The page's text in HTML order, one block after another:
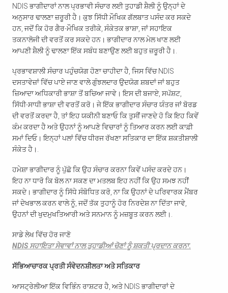
NDIS ਭਾਗੀਦਾਰਾਂ ਨਾਲ ਪ੍ਰਭਾਵੀ ਸੰਚਾਰ ਲਈ ਤੁਹਾਡੀ ਸ਼ੈਲੀ ਨੂੰ ਉਨ੍ਹਾਂ ਦੇ
ਅਨੁਸਾਰ ਢਾਲਣਾ ਜ਼ਰੂਰੀ ਹੈ। ਕੁਝ ਸਿੱਧੀ ਮੌਖਿਕ ਗੱਲਬਾਤ ਪਸੰਦ ਕਰ ਸਕਦੇ
ਹਨ, ਜਦੋਂ ਕਿ ਹੋਰ ਗੈਰ-ਮੌਖਿਕ ਤਰੀਕੇ, ਸੰਕੇਤਕ ਭਾਸ਼ਾ, ਜਾਂ ਸਹਾਇਕ
ਤਕਨਾਲੋਜੀ ਦੀ ਵਰਤੋਂ ਕਰ ਸਕਦੇ ਹਨ। ਭਾਗੀਦਾਰ ਨਾਲ ਮੇਲ ਖਾਣ ਲਈ
ਆਪਣੀ ਸ਼ੈਲੀ ਨੂੰ ਢਾਲਣਾ ਇੱਕ ਸਬੰਧ ਬਣਾਉਣ ਲਈ ਬਹੁਤ ਜ਼ਰੂਰੀ ਹੈ।.
ਪ੍ਰਭਾਵਸ਼ਾਲੀ ਸੰਚਾਰ ਪਹੁੰਚਯੋਗ ਹੋਣਾ ਚਾਹੀਦਾ ਹੈ, ਜਿਸ ਵਿੱਚ NDIS
ਦਸਤਾਵੇਜ਼ਾਂ ਵਿੱਚ ਪਾਏ ਜਾਣ ਵਾਲੇ ਗੁੰਝਲਦਾਰ ਉਦਯੋਗ ਸ਼ਬਦਾਂ ਜਾਂ ਬਹੁਤ
ਜ਼ਿਆਦਾ ਅਧਿਕਾਰੀ ਭਾਸ਼ਾ ਤੋਂ ਬਚਿਆ ਜਾਵੇ। ਇਸ ਦੀ ਬਜਾਏ, ਸਪੱਸ਼ਟ,
ਸਿੱਧੀ-ਸਾਧੀ ਭਾਸ਼ਾ ਦੀ ਵਰਤੋਂ ਕਰੋ। ਜੇ ਇੱਕ ਭਾਗੀਦਾਰ ਸੰਚਾਰ ਯੰਤਰ ਜਾਂ ਬੋਰਡ
ਦੀ ਵਰਤੋਂ ਕਰਦਾ ਹੈ, ਤਾਂ ਇਹ ਯਕੀਨੀ ਬਣਾਓ ਕਿ ਤੁਸੀਂ ਜਾਣਦੇ ਹੋ ਕਿ ਇਹ ਕਿਵੇਂ
ਕੰਮ ਕਰਦਾ ਹੈ ਅਤੇ ਉਹਨਾਂ ਨੂੰ ਆਪਣੇ ਵਿਚਾਰਾਂ ਨੂੰ ਤਿਆਰ ਕਰਨ ਲਈ ਕਾਫ਼ੀ
ਸਮਾਂ ਦਿਓ। ਇਨ੍ਹਾਂ ਪਲਾਂ ਵਿੱਚ ਧੀਰਜ ਰੱਖਣਾ ਸਤਿਕਾਰ ਦਾ ਇੱਕ ਸ਼ਕਤੀਸ਼ਾਲੀ
ਸੰਕੇਤ ਹੈ।.
ਹਮੇਸ਼ਾ ਭਾਗੀਦਾਰ ਨੂੰ ਪੁੱਛੋ ਕਿ ਉਹ ਸੰਚਾਰ ਕਰਨਾ ਕਿਵੇਂ ਪਸੰਦ ਕਰਦੇ ਹਨ।
ਇਹ ਨਾ ਧਾਰੋ ਕਿ ਬੋਲ ਨਾ ਸਕਣ ਦਾ ਮਤਲਬ ਇਹ ਨਹੀਂ ਕਿ ਉਹ ਸਮਝ ਨਹੀਂ
ਸਕਦੇ। ਭਾਗੀਦਾਰ ਨੂੰ ਸਿੱਧੇ ਸੰਬੋਧਿਤ ਕਰੋ, ਨਾ ਕਿ ਉਹਨਾਂ ਦੇ ਪਰਿਵਾਰਕ ਮੈਂਬਰ
ਜਾਂ ਦੇਖਭਾਲ ਕਰਨ ਵਾਲੇ ਨੂੰ, ਜਦੋਂ ਤੱਕ ਤੁਹਾਨੂੰ ਹੋਰ ਨਿਰਦੇਸ਼ ਨਾ ਦਿੱਤਾ ਜਾਵੇ,
ਉਹਨਾਂ ਦੀ ਖੁਦਮੁਖਤਿਆਰੀ ਅਤੇ ਸਨਮਾਨ ਨੂੰ ਮਜ਼ਬੂਤ ਕਰਨ ਲਈ।.
ਸਾਡੇ ਲੇਖ ਵਿੱਚ ਹੋਰ ਜਾਣੋ
NDIS ਸਹਾਇਤਾ ਸੇਵਾਵਾਂ ਨਾਲ ਤੁਹਾਡੀਆਂ ਚੋਣਾਂ ਨੂੰ ਸ਼ਕਤੀ ਪ੍ਰਦਾਨ ਕਰਨਾ.
ਸੱਭਿਆਚਾਰਕ ਪ੍ਰਤੀ ਸੰਵੇਦਨਸ਼ੀਲਤਾ ਅਤੇ ਸਤਿਕਾਰ
ਆਸਟ੍ਰੇਲੀਆ ਇੱਕ ਵਿਭਿੰਨ ਰਾਸ਼ਟਰ ਹੈ, ਅਤੇ NDIS ਭਾਗੀਦਾਰਾਂ ਦੇ